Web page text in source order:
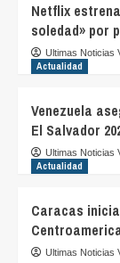
Netflix
soledad» por
Ultimas Noticias
Actualidad
Venezuela
El Salvador
Ultimas Noticias
Actualidad
Caracas
Ultimas Noticias